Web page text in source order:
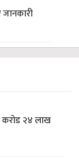
जानकारी
करोड २४ लाख